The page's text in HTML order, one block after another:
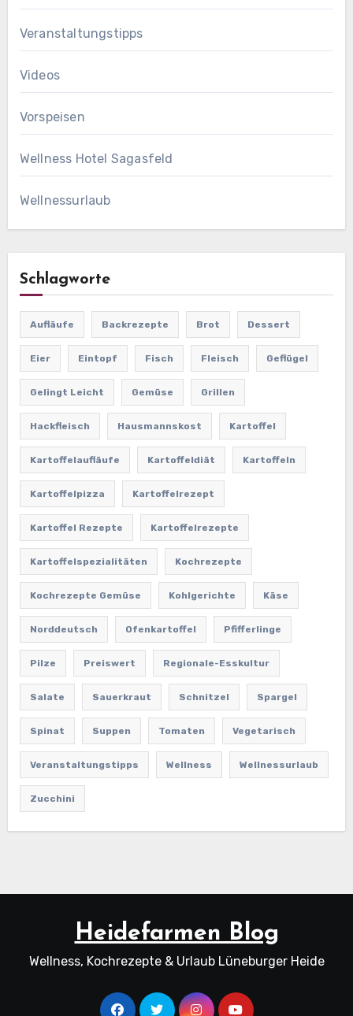
Veranstaltungstipps
Videos
Vorspeisen
Wellness Hotel Sagasfeld
Wellnessurlaub
Schlagworte
Aufläufe Backrezepte Brot Dessert
Eier Eintopf Fisch Fleisch Geflügel
Gelingt Leicht Gemüse Grillen
Hackfleisch Hausmannskost Kartoffel
Kartoffelaufläufe Kartoffeldiät Kartoffeln
Kartoffelpizza Kartoffelrezept
Kartoffel Rezepte Kartoffelrezepte
Kartoffelspezialitäten Kochrezepte
Kochrezepte Gemüse Kohlgerichte Käse
Norddeutsch Ofenkartoffel Pfifferlinge
Pilze Preiswert Regionale-Esskultur
Salate Sauerkraut Schnitzel Spargel
Spinat Suppen Tomaten Vegetarisch
Veranstaltungstipps Wellness Wellnessurlaub
Zucchini
Heidefarmen Blog
Wellness, Kochrezepte & Urlaub Lüneburger Heide